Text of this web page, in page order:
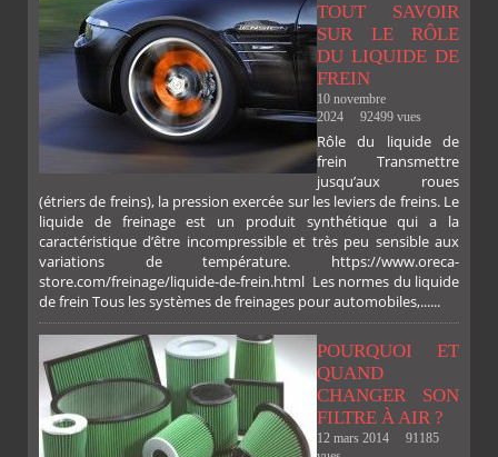
TWITTERGOOGLEPINTEREST
TOUT SAVOIR
SUR LE RÔLE
DU LIQUIDE DE
FREIN
10 novembre
2024
92499 vues
Rôle du liquide de
frein Transmettre
jusqu’aux roues
(étriers de freins), la pression exercée sur les leviers de freins. Le
liquide de freinage est un produit synthétique qui a la
caractéristique d’être incompressible et très peu sensible aux
variations de température. https://www.oreca-
store.com/freinage/liquide-de-frein.html Les normes du liquide
de frein Tous les systèmes de freinages pour automobiles,......
POURQUOI ET
QUAND
CHANGER SON
FILTRE À AIR ?
12 mars 2014
91185